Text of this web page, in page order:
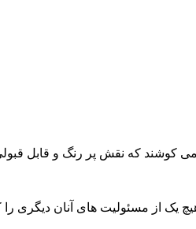
کوشند که نقش پر رنگ و قابل
یک از مسئولیت های آنان دیگری